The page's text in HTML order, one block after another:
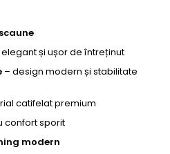
elegant și ușor de întreținut
– design modern și stabilitate
catifelat premium
confort sporit
modern